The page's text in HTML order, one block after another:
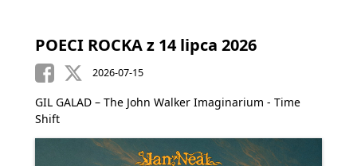
POECI ROCKA z 14 lipca 2026
2026-07-15
GIL GALAD – The John Walker Imaginarium - Time
Shift